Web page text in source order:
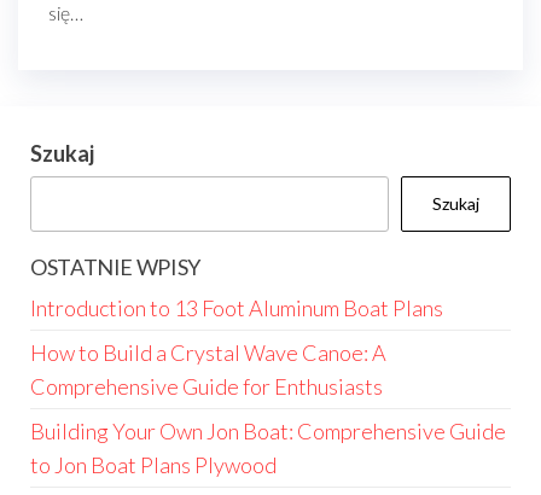
się…
Szukaj
Szukaj
OSTATNIE WPISY
Introduction to 13 Foot Aluminum Boat Plans
How to Build a Crystal Wave Canoe: A
Comprehensive Guide for Enthusiasts
Building Your Own Jon Boat: Comprehensive Guide
to Jon Boat Plans Plywood